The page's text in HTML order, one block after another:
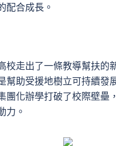
配合成長。
校走出了一條教導幫扶
幫助受援地樹立可持續發
團化辦學打破了校際壁壘
力。